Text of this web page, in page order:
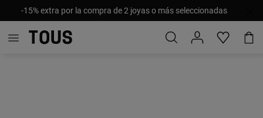
-15% extra por la compra de 2 joyas o más seleccionadas